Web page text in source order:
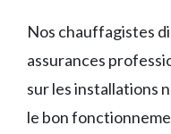
Nos chauffagistes
assurances
sur les installations
le bon